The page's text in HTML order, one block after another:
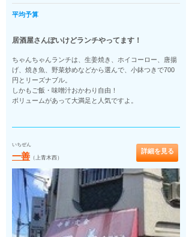
平均予算
居酒屋さんぽいけどランチやってます！
ちゃんちゃんランチは、生姜焼き、ホイコーロー、唐揚
げ、焼き魚、野菜炒めなどから選んで、小鉢つきで700
円とリーズナブル。
しかもご飯・味噌汁おかわり自由！
ボリュームがあって大満足と人気ですよ。
いちぜん
一善 （上青木西）
詳細を見る